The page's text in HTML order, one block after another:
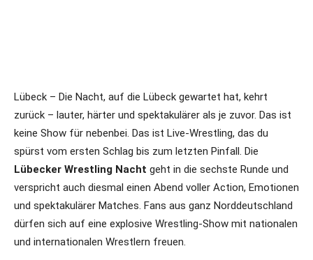
Lübeck – Die Nacht, auf die Lübeck gewartet hat, kehrt
zurück – lauter, härter und spektakulärer als je zuvor. Das ist
keine Show für nebenbei. Das ist Live-Wrestling, das du
spürst vom ersten Schlag bis zum letzten Pinfall. Die
Lübecker Wrestling Nacht geht in die sechste Runde und
verspricht auch diesmal einen Abend voller Action, Emotionen
und spektakulärer Matches. Fans aus ganz Norddeutschland
dürfen sich auf eine explosive Wrestling-Show mit nationalen
und internationalen Wrestlern freuen.